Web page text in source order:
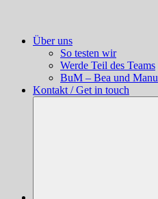
Über uns
So testen wir
Werde Teil des Teams
BuM – Bea und Manu
Kontakt / Get in touch